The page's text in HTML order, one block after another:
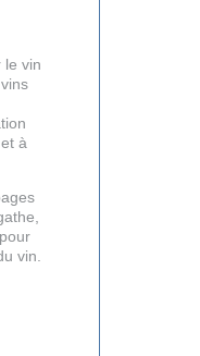
le vin
à
vin.